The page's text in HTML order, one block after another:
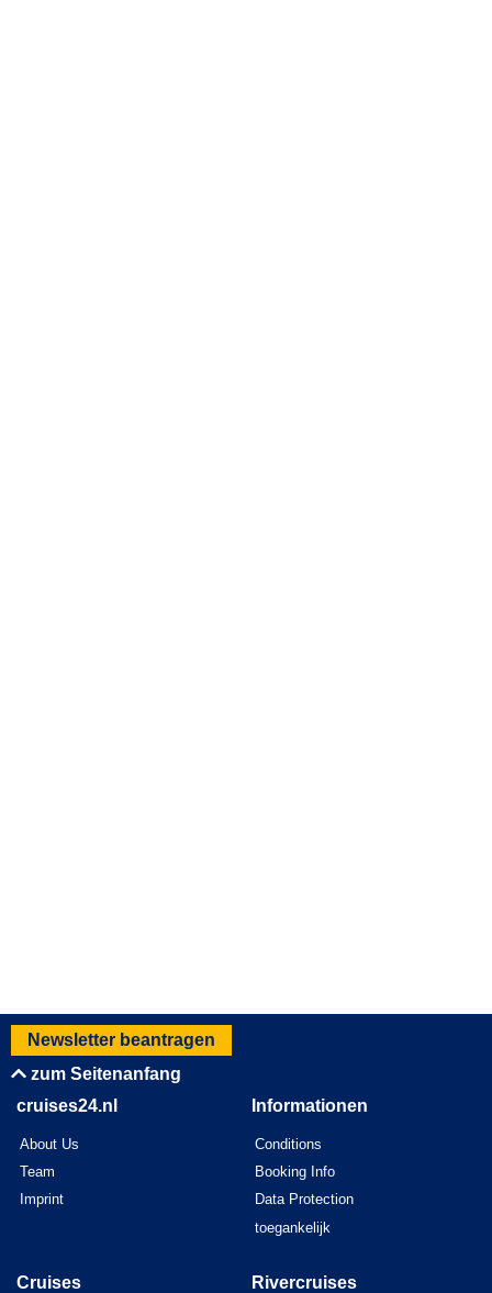
Newsletter beantragen
zum Seitenanfang
cruises24.nl
About Us
Team
Imprint
Informationen
Conditions
Booking Info
Data Protection
toegankelijk
Cruises Rivercruises